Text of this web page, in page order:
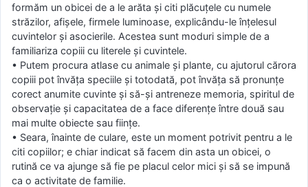
formăm un obicei de a le arăta și citi plăcuțele cu numele
străzilor, afișele, firmele luminoase, explicându-le înțelesul
cuvintelor și asocierile. Acestea sunt moduri simple de a
familiariza copiii cu literele și cuvintele.
• Putem procura atlase cu animale și plante, cu ajutorul cărora
copiii pot învăța speciile și totodată, pot învăța să pronunțe
corect anumite cuvinte și să-și antreneze memoria, spiritul de
observație și capacitatea de a face diferențe între două sau
mai multe obiecte sau ființe.
• Seara, înainte de culare, este un moment potrivit pentru a le
citi copiilor; e chiar indicat să facem din asta un obicei, o
rutină ce va ajunge să fie pe placul celor mici și să se impună
ca o activitate de familie.